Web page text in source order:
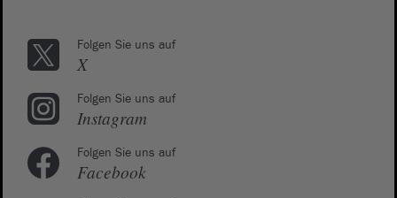
Folgen Sie uns auf
X
Folgen Sie uns auf
Instagram
Folgen Sie uns auf
Facebook